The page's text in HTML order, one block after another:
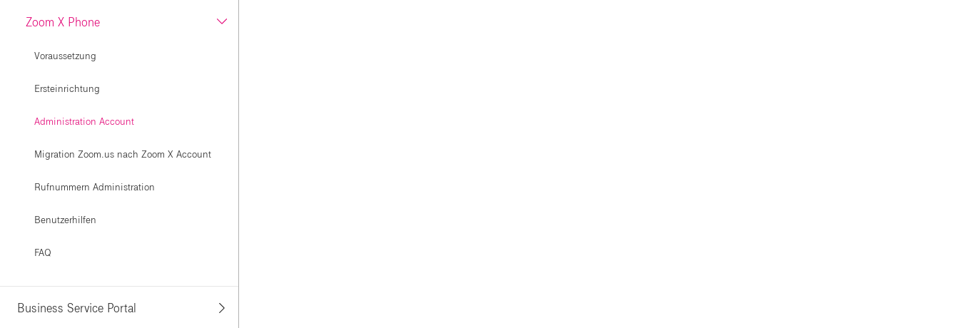
Zoom X Phone
Voraussetzung
Ersteinrichtung
Administration Account
Migration Zoom.us nach Zoom X Account
Rufnummern Administration
Benutzerhilfen
FAQ
Business Service Portal